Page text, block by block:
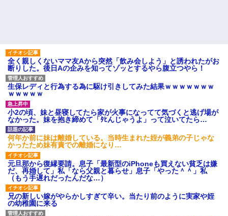
全く親しくないママ友Aから突然「飲み会しよう」と誘われたがお
断りした。後日Aの企みを知ってゾッとするやら腹立つやら！
生保レディと行為する為に駆け引きしてみた結果ｗｗｗｗｗｗｗ
ｗｗｗｗｗ
小2の頃、妹と昼寝してたら家が火事になってて気づくと逃げ場が
なかった。妹を抱き締めて「ﾀﾋんじゃうよ」って泣いてたら…
何年か前に妹は離婚している。当時生まれた姪が義弟の子じゃな
かったため妹有責での離婚になり…
元旦那から復縁要請。息子「最新型のiPhoneも買えない貧乏は嫌
だ、再婚して」私「なら父親と暮らせ」息子「やった＾＾」私
（もう手遅れだったんだな…）
兄の新しい嫁がやらかしすぎて辛い。当たり前のように実家や姪
の幼稚園に来る